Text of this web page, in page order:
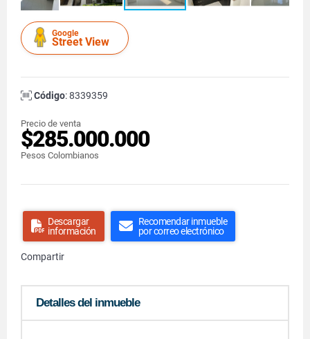
Google
Street View
Código: 8339359
Precio de venta
$285.000.000
Pesos Colombianos
Descargar
información
Recomendar inmueble
por correo electrónico
Compartir
Detalles del inmueble